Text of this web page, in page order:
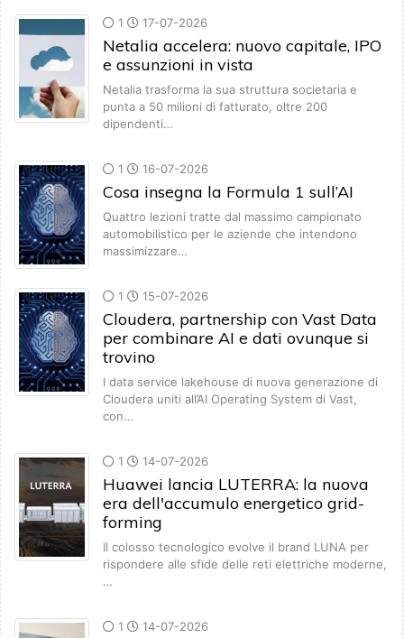
1 17-07-2026
Netalia accelera: nuovo capitale, IPO
e assunzioni in vista
Netalia trasforma la sua struttura societaria e
punta a 50 milioni di fatturato, oltre 200
dipendenti…
1 16-07-2026
Cosa insegna la Formula 1 sull’AI
Quattro lezioni tratte dal massimo campionato
automobilistico per le aziende che intendono
massimizzare…
1 15-07-2026
Cloudera, partnership con Vast Data
per combinare AI e dati ovunque si
trovino
I data service lakehouse di nuova generazione di
Cloudera uniti all’AI Operating System di Vast,
con…
1 14-07-2026
Huawei lancia LUTERRA: la nuova
era dell'accumulo energetico grid-
forming
Il colosso tecnologico evolve il brand LUNA per
rispondere alle sfide delle reti elettriche moderne,
…
1 14-07-2026